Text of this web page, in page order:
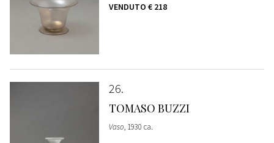
VENDUTO € 218
26
TOMASO BUZZI
Vaso, 1930 ca.